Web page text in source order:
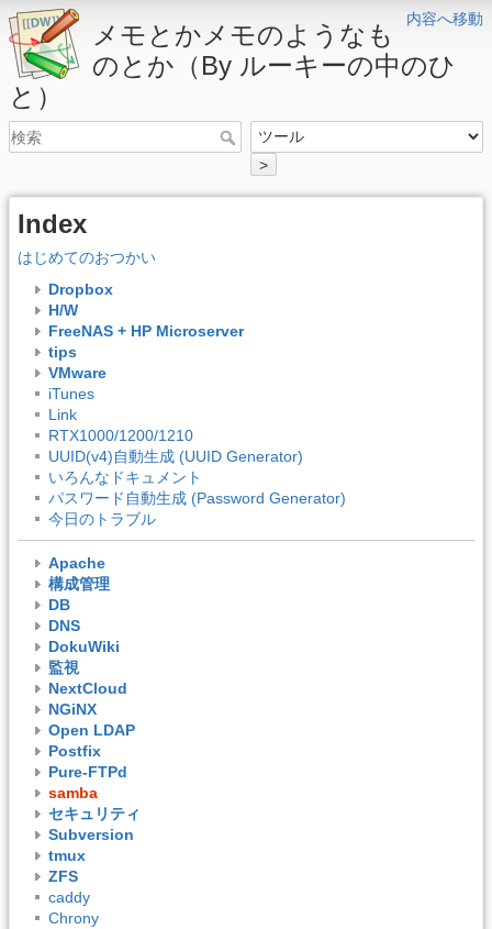
内容へ移動
メモとかメモのようなも
のとか（By ルーキーの中のひ
と）
>
Index
はじめてのおつかい
Dropbox
H/W
FreeNAS + HP Microserver
tips
VMware
iTunes
Link
RTX1000/1200/1210
UUID(v4)自動生成 (UUID Generator)
いろんなドキュメント
パスワード自動生成 (Password Generator)
今日のトラブル
Apache
構成管理
DB
DNS
DokuWiki
監視
NextCloud
NGiNX
Open LDAP
Postfix
Pure-FTPd
samba
セキュリティ
Subversion
tmux
ZFS
caddy
Chrony